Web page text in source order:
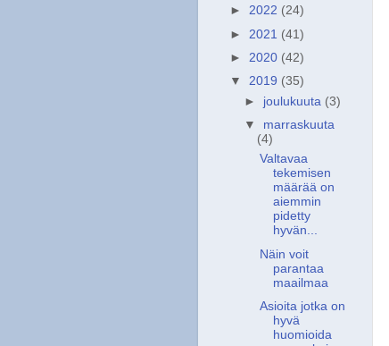
► 2022 (24)
► 2021 (41)
► 2020 (42)
▼ 2019 (35)
► joulukuuta (3)
▼ marraskuuta
(4)
Valtavaa
tekemisen
määrää on
aiemmin
pidetty
hyvän...
Näin voit
parantaa
maailmaa
Asioita jotka on
hyvä
huomioida